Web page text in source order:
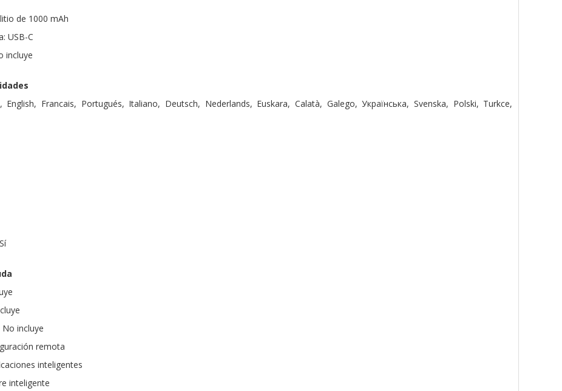
de 1000 mAh
USB-C
incluye
English, Francais, Portugués, Italiano, Deutsch, Nederlands, Euskara, Calatà, Galego, Українська, Svenska, Polski, Turkce,
No incluye
remota
inteligentes
inteligente